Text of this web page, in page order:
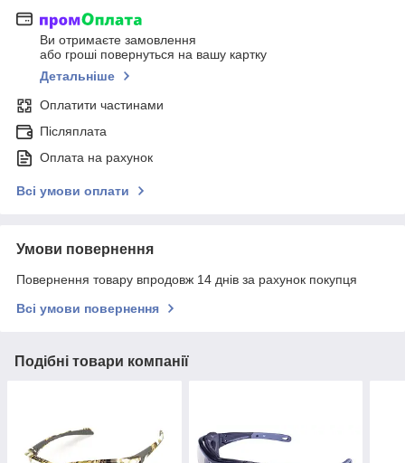
Ви отримаєте замовлення
або гроші повернуться на вашу картку
Детальніше
Оплатити частинами
Післяплата
Оплата на рахунок
Всі умови оплати
Умови повернення
Повернення товару впродовж 14 днів за рахунок покупця
Всі умови повернення
Подібні товари компанії